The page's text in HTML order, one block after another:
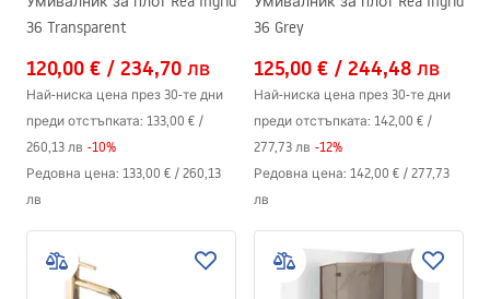
36 Transparent
120,00 € / 234,70 лв
Най-ниска цена през 30-те дни
преди отстъпката: 133,00 € /
260,13 лв -10%
Редовна цена: 133,00 € / 260,13
лв
36 Grey
125,00 € / 244,48 лв
Най-ниска цена през 30-те дни
преди отстъпката: 142,00 € /
277,73 лв -12%
Редовна цена: 142,00 € / 277,73
лв